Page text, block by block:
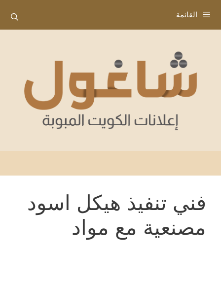
إلى
المحتوى
القائمة
فني تنفيذ هيكل اسود
مصنعية مع مواد